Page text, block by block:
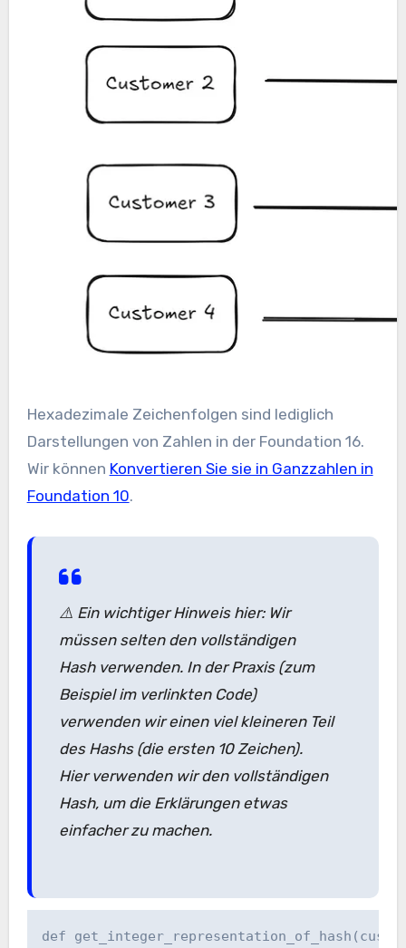
Hexadezimale Zeichenfolgen sind lediglich
Darstellungen von Zahlen in der Foundation 16.
Wir können Konvertieren Sie sie in Ganzzahlen in
Foundation 10.
⚠️ Ein wichtiger Hinweis hier: Wir
müssen selten den vollständigen
Hash verwenden. In der Praxis (zum
Beispiel im verlinkten Code)
verwenden wir einen viel kleineren Teil
des Hashs (die ersten 10 Zeichen).
Hier verwenden wir den vollständigen
Hash, um die Erklärungen etwas
einfacher zu machen.
def